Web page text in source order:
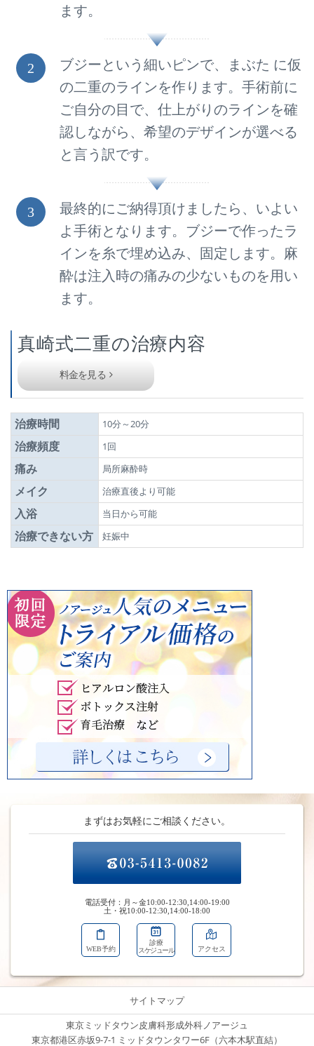
ます。
2
ブジーという細いピンで、まぶた に仮
の二重のラインを作ります。手術前に
ご自分の目で、仕上がりのラインを確
認しながら、希望のデザインが選べる
と言う訳です。
3
最終的にご納得頂けましたら、いよい
よ手術となります。ブジーで作ったラ
インを糸で埋め込み、固定します。麻
酔は注入時の痛みの少ないものを用い
ます。
真崎式二重の治療内容
料金を見る
治療時間 10分～20分
治療頻度 1回
痛み 局所麻酔時
メイク 治療直後より可能
入浴 当日から可能
治療できない方 妊娠中
まずはお気軽にご相談ください。
電話受付：月～金10:00-12:30,14:00-19:00
土・祝10:00-12:30,14:00-18:00
WEB予約
診療
スケジュール
アクセス
サイトマップ
東京ミッドタウン皮膚科形成外科ノアージュ
東京都港区赤坂9-7-1 ミッドタウンタワー6F（六本木駅直結）